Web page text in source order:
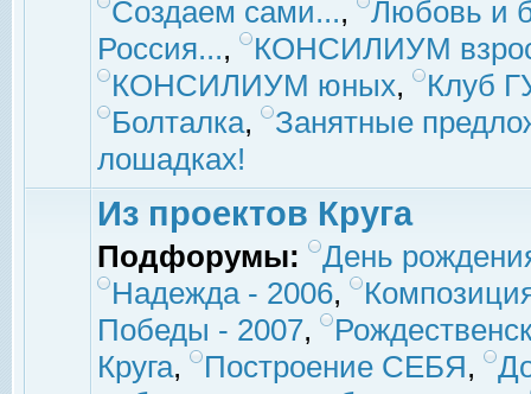
Создаем сами...,
Любовь и
Россия...,
КОНСИЛИУМ
КОНСИЛИУМ юных,
Клуб
Болталка,
Занятные
лошадках!
Из проектов Круга
Подфорумы:
День
Надежда - 2006,
Победы - 2007,
Круга, Построение СЕБЯ,